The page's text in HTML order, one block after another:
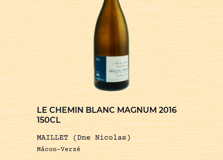
LE CHEMIN BLANC MAGNUM 2016
150CL
MAILLET (Dne Nicolas)
Mâcon-Verzé